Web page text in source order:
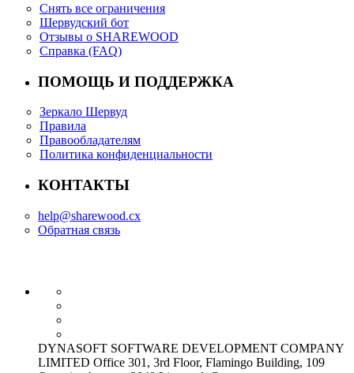
Снять все ограничения
Шервудский бот
Отзывы о SHAREWOOD
Справка (FAQ)
ПОМОЩЬ И ПОДДЕРЖКА
Зеркало Шервуд
Правила
Правообладателям
Политика конфиденциальности
КОНТАКТЫ
help@sharewood.cx
Обратная связь
DYNASOFT SOFTWARE DEVELOPMENT COMPANY
LIMITED Office 301, 3rd Floor, Flamingo Building, 109